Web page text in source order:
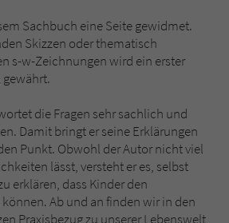
Sachbuch eine Seite gewidmet.
Skizzen oder thematisch
s-w-Zeichnungen wird ein erster
die Fragen sehr sachlich und
Damit bringt er seine Erklärungen
Punkt. Obwohl der Autor nicht viel
lässt, versteht er es, selbst
erklären, dass Kinder den
Ab und an finden wir in den
Praxisbezug zu unserer Lebenswelt,